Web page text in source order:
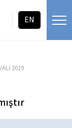
EN
2019